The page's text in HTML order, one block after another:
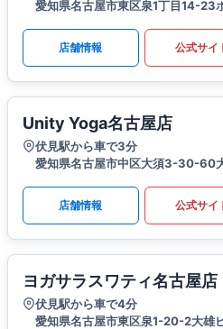
愛知県名古屋市東区泉1丁目14-23
店舗情報 公式サイ
Unity Yoga名古屋店
伏見駅から車で3分
愛知県名古屋市中区大須3-30-60
店舗情報 公式サイ
ヨガサラスワティ名古屋店
伏見駅から車で4分
愛知県名古屋市東区泉1-20-2大雄